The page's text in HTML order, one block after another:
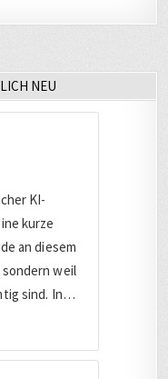
NEU